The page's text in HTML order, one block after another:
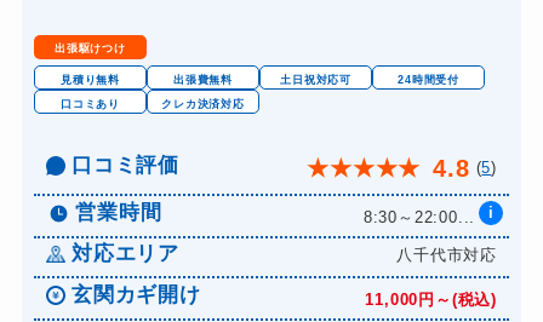
出張駆けつけ
見積り無料 出張費無料 土日祝対応可
24時間受付
口コミあり
クレカ決済対応
口コミ評価 ★★★★★ 4.8 (5)
営業時間 8:30～22:00... i
対応エリア 八千代市対応
玄関カギ開け 11,000円～(税込)